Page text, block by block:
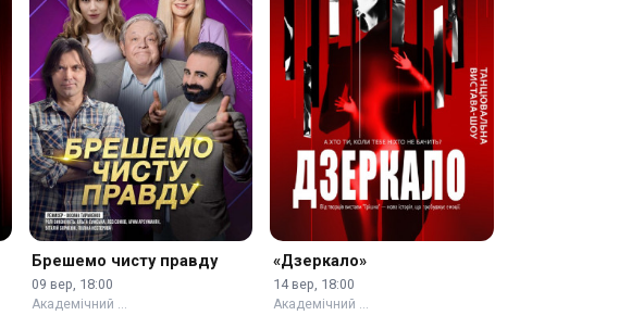
Брешемо чисту правду
09 вер, 18:00
Академічний …
«Дзеркало»
14 вер, 18:00
Академічний …